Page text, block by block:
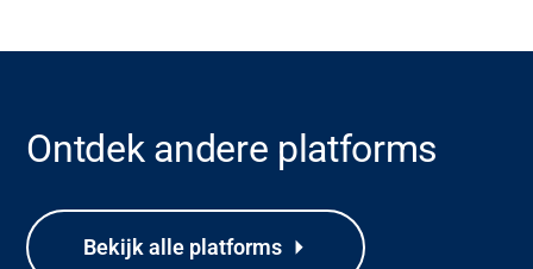
Ondersteuning
Ontdek andere platforms
Bekijk alle platforms